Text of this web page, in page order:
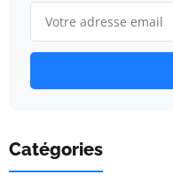
Catégories